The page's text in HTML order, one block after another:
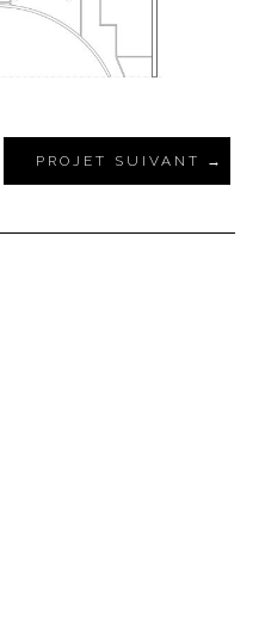
PROJET SUIVANT